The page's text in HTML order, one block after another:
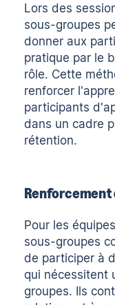
Lors des
sous-groupes
donner aux
pratique par le
rôle. Cette
renforcer
participants
dans un cadre
rétention.
Renforcement
Pour les
sous-groupes
de participer à
qui nécessitent
groupes. Ils